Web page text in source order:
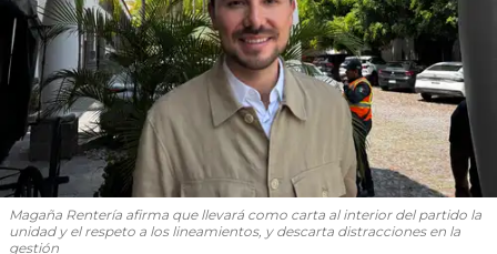
Magaña Rentería afirma que llevará como carta al interior del partido la
unidad y el respeto a los lineamientos, y descarta distracciones en la
gestión